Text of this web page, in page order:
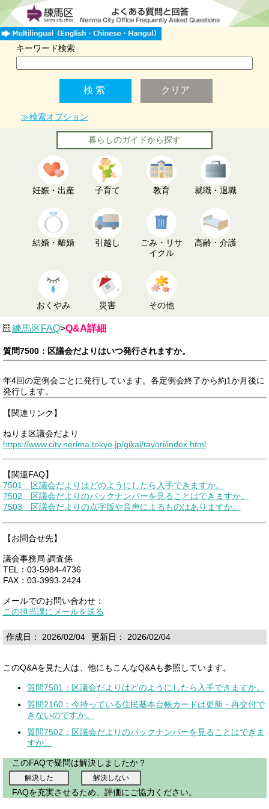
キーワード検索
≫検索オプション
暮らしのガイドから探す
妊娠・出産 子育て 教育 就職・退職
結婚・離婚 引越し
ごみ・リサ
イクル
高齢・介護
おくやみ 災害 その他
練馬区FAQ>Q&A詳細
質問7500：区議会だよりはいつ発行されますか。
年4回の定例会ごとに発行しています。各定例会終了から約1か月後に
発行します。
【関連リンク】
ねりま区議会だより
https://www.city.nerima.tokyo.jp/gikai/tayori/index.html
【関連FAQ】
7501 区議会だよりはどのようにしたら入手できますか。
7502 区議会だよりのバックナンバーを見ることはできますか。
7503 区議会だよりの点字版や音声によるものはありますか。
【お問合せ先】
議会事務局 調査係
TEL：03-5984-4736
FAX：03-3993-2424
メールでのお問い合わせ：
この担当課にメールを送る
作成日： 2026/02/04 更新日： 2026/02/04
このQ&Aを見た人は、他にもこんなQ&Aも参照しています。
質問7501：区議会だよりはどのようにしたら入手できますか。
質問2160：今持っている住民基本台帳カードは更新・再交付で
きないのですか。
質問7502：区議会だよりのバックナンバーを見ることはできま
すか。
このFAQで疑問は解決しましたか？
FAQを充実させるため、評価にご協力ください。